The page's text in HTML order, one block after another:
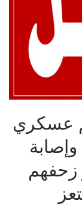
عسكري
زحفهم